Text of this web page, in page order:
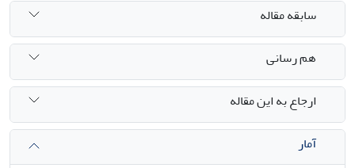
سابقه مقاله
هم رسانی
ارجاع به این مقاله
آمار